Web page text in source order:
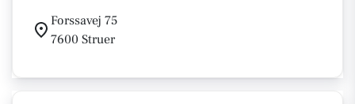
Forssavej 75
7600 Struer